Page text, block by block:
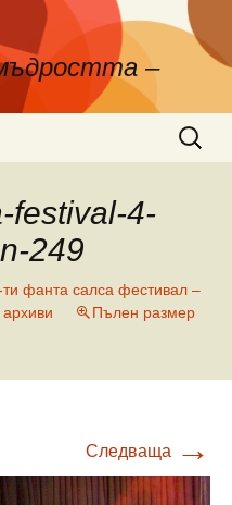
–
за:
festival-4-
249
ти фанта салса фестивал –
Пълен размер
Следваща →